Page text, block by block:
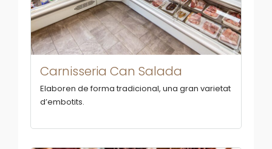
Carnisseria Can Salada
Elaboren de forma tradicional, una gran varietat
d’embotits.